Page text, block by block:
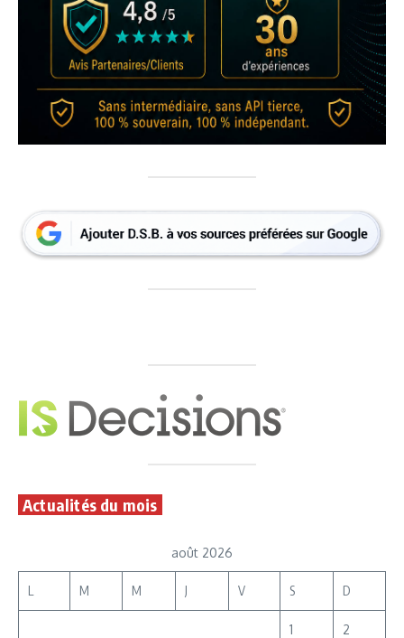
Actualités du mois
août 2026
L M M J V S D
1 2